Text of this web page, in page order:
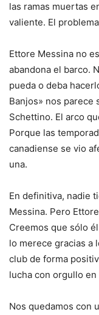
las ramas muertas
valiente. El
Ettore Messina no
abandona el barco.
pueda o deba
Banjos» nos parece
Schettino. El arco
Porque las
canadiense se vio
una.
En definitiva, nadie
Messina. Pero
Creemos que sólo
lo merece gracias a
club de forma
lucha con orgullo
Nos quedamos con